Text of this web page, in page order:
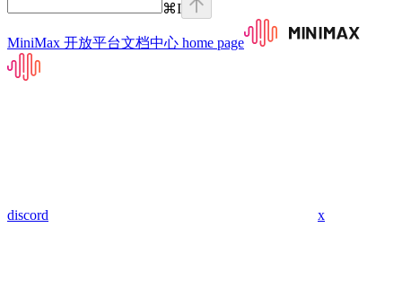
⌘I
MiniMax 开放平台文档中心 home page
discord x